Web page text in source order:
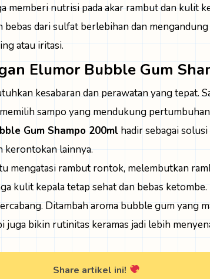
memberi nutrisi pada akar rambut dan kulit
bebas dari sulfat berlebihan dan
atau iritasi.
Elumor Bubble Gum
kesabaran dan perawatan yang tepat.
sampo yang mendukung
Gum Shampo 200ml hadir sebagai
kerontokan lainnya.
mengatasi rambut rontok, melembutkan
kulit kepala tetap sehat dan bebas
Ditambah aroma bubble gum yang
juga bikin rutinitas keramas jadi lebih
Share artikel ini!